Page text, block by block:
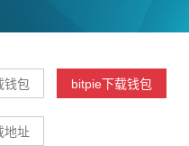
钱包 bitpie下载钱包
地址